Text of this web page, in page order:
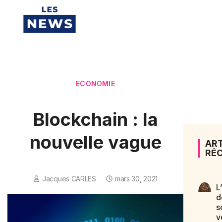
ECONOMIE
Blockchain : la
nouvelle vague
Jacques CARLES mars 30, 2021